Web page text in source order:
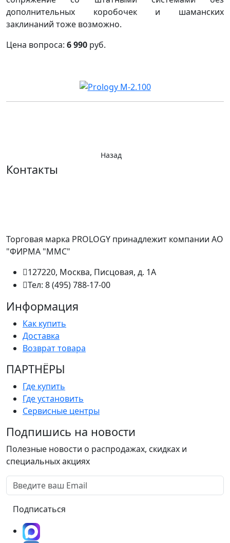
дополнительных коробочек и шаманских
заклинаний тоже возможно.
Цена вопроса: 6 990 руб.
Назад
Контакты
Торговая марка PROLOGY принадлежит компании АО
"ФИРМА "ММС"
127220, Москва, Писцовая, д. 1А
Тел: 8 (495) 788-17-00
Информация
Как купить
Доставка
Возврат товара
ПАРТНËРЫ
Где купить
Где установить
Сервисные центры
Подпишись на новости
Полезные новости о распродажах, скидках и
специальных акциях
Подписаться